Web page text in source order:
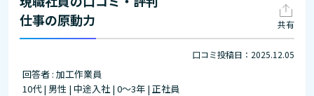
仕事の原動力
共有
口コミ投稿日：2025.12.05
回答者 : 加工作業員
10代 | 男性 | 中途入社 | 0～3年 | 正社員